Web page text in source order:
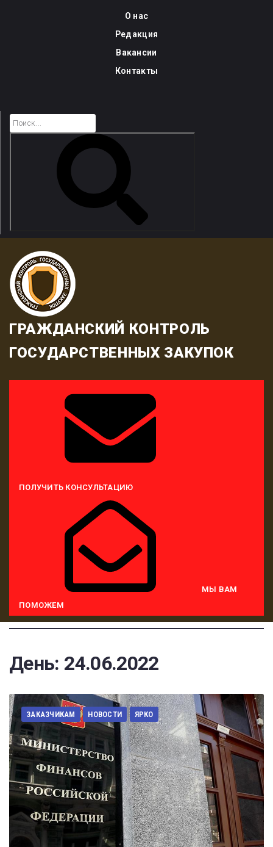
О нас
Редакция
Вакансии
Контакты
ГРАЖДАНСКИЙ КОНТРОЛЬ
ГОСУДАРСТВЕННЫХ ЗАКУПОК
ПОЛУЧИТЬ КОНСУЛЬТАЦИЮ
МЫ ВАМ
ПОМОЖЕМ
День: 24.06.2022
ЗАКАЗЧИКАМ НОВОСТИ ЯРКО